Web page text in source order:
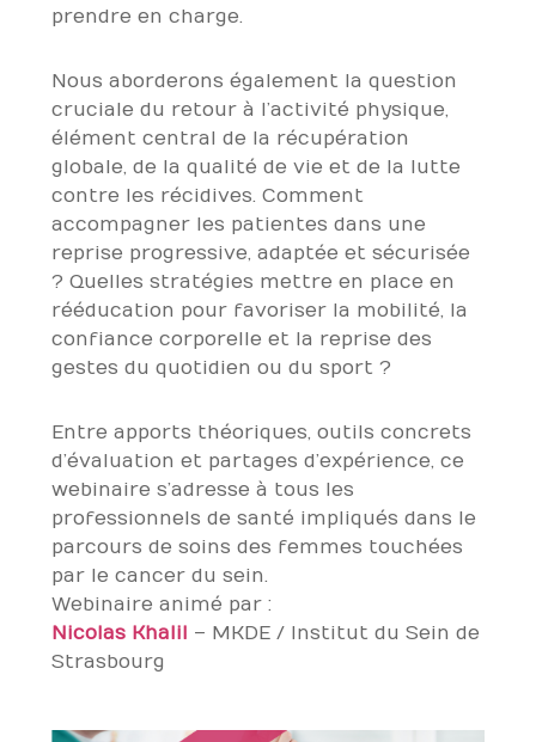
prendre en charge.
Nous aborderons également la question
cruciale du retour à l’activité physique,
élément central de la récupération
globale, de la qualité de vie et de la lutte
contre les récidives. Comment
accompagner les patientes dans une
reprise progressive, adaptée et sécurisée
? Quelles stratégies mettre en place en
rééducation pour favoriser la mobilité, la
confiance corporelle et la reprise des
gestes du quotidien ou du sport ?
Entre apports théoriques, outils concrets
d’évaluation et partages d’expérience, ce
webinaire s’adresse à tous les
professionnels de santé impliqués dans le
parcours de soins des femmes touchées
par le cancer du sein.
Webinaire animé par :
Nicolas Khalil – MKDE / Institut du Sein de
Strasbourg